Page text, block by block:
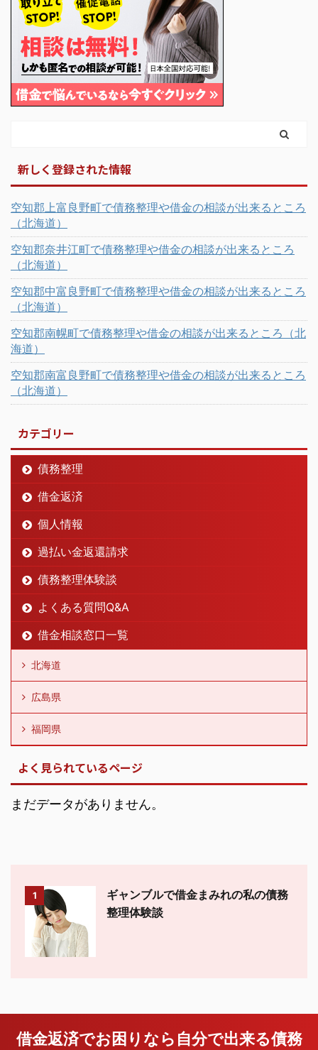
新しく登録された情報
空知郡上富良野町で債務整理や借金の相談が出来るところ
（北海道）
空知郡奈井江町で債務整理や借金の相談が出来るところ
（北海道）
空知郡中富良野町で債務整理や借金の相談が出来るところ
（北海道）
空知郡南幌町で債務整理や借金の相談が出来るところ（北
海道）
空知郡南富良野町で債務整理や借金の相談が出来るところ
（北海道）
カテゴリー
債務整理
借金返済
個人情報
過払い金返還請求
債務整理体験談
よくある質問Q&A
借金相談窓口一覧
北海道
広島県
福岡県
よく見られているページ
まだデータがありません。
1
ギャンブルで借金まみれの私の債務
整理体験談
借金返済でお困りなら自分で出来る債務